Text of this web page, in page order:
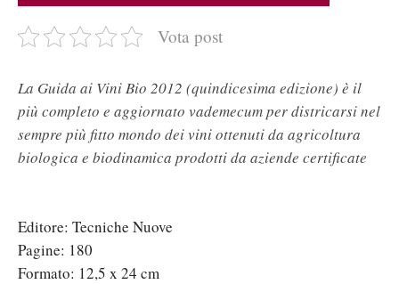
Vota post
La Guida ai Vini Bio 2012 (quindicesima edizione) è il
più completo e aggiornato vademecum per districarsi nel
sempre più fitto mondo dei vini ottenuti da agricoltura
biologica e biodinamica prodotti da aziende certificate
Editore: Tecniche Nuove
Pagine: 180
Formato: 12,5 x 24 cm